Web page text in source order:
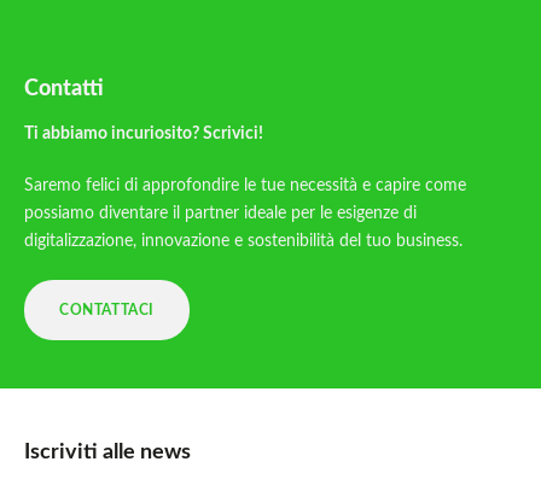
Contatti
Ti abbiamo incuriosito? Scrivici!
Saremo felici di approfondire le tue necessità e capire come
possiamo diventare il partner ideale per le esigenze di
digitalizzazione, innovazione e sostenibilità del tuo business.
CONTATTACI
Iscriviti alle news